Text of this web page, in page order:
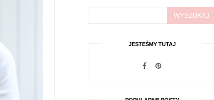
JESTEŚMY TUTAJ